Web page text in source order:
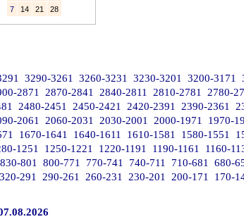
7
14 21 28
3290-3261 3260-3231 3230-3201 3200-3171
2871 2870-2841 2840-2811 2810-2781 2780-
2480-2451 2450-2421 2420-2391 2390-2361
2061 2060-2031 2030-2001 2000-1971 1970-
1670-1641 1640-1611 1610-1581 1580-1551
1251 1250-1221 1220-1191 1190-1161 1160-
830-801 800-771 770-741 740-711 710-681 680-
320-291 290-261 260-231 230-201 200-171 170-